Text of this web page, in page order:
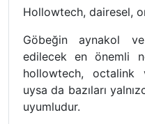
Hollowtech, dairesel,
Göbeğin aynakol
edilecek en önemli
hollowtech,
uysa da bazıları
uyumludur.